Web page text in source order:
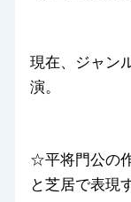
現在、ジャン
演。
☆平将門公の
と芝居で表現